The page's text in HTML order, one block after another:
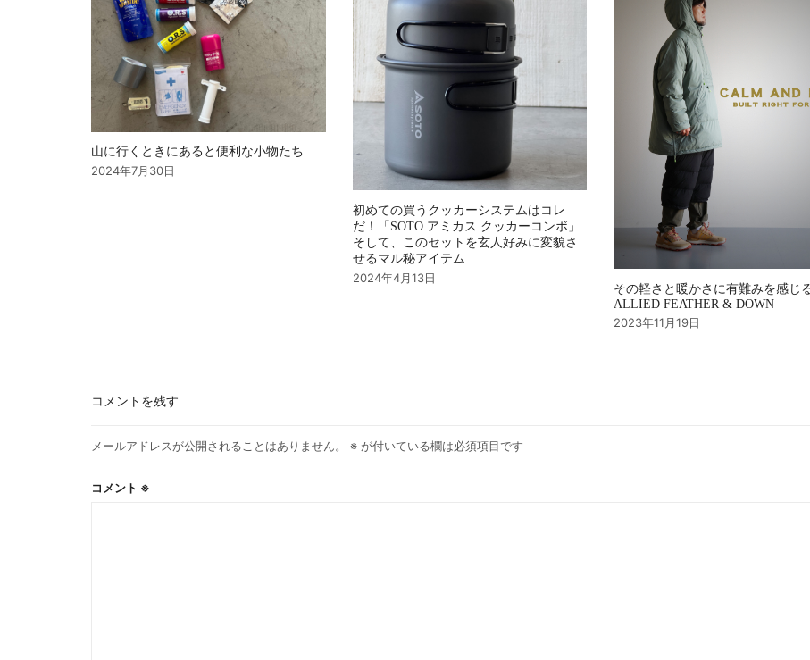
ョ
ン
山に行くときにあると便利な小物たち
2024年7月30日
初めての買うクッカーシステムはコレ
だ！「SOTO アミカス クッカーコンボ」
そして、このセットを玄人好みに変貌さ
せるマル秘アイテム
2024年4月13日
その軽さと暖かさに有難みを感じる
ALLIED FEATHER & DOWN
2023年11月19日
コメントを残す
メールアドレスが公開されることはありません。 ※ が付いている欄は必須項目です
コメント ※